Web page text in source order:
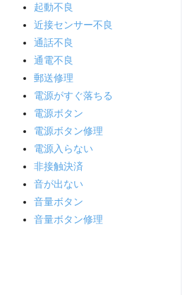
起動不良
近接センサー不良
通話不良
通電不良
郵送修理
電源がすぐ落ちる
電源ボタン
電源ボタン修理
電源入らない
非接触決済
音が出ない
音量ボタン
音量ボタン修理